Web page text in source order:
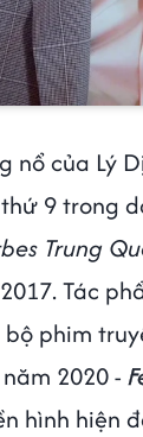
nổ của Lý
9 trong
Trung
Tác
phim
2020 -
hình hiện